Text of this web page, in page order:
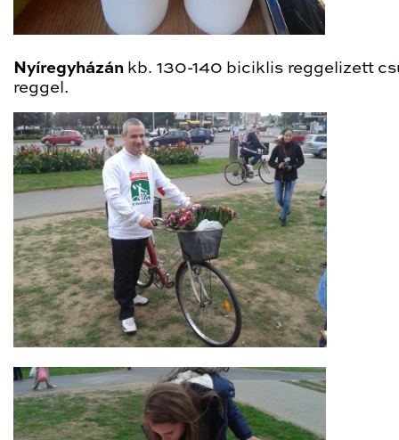
Nyíregyházán kb. 130-140 biciklis reggelizett
reggel.